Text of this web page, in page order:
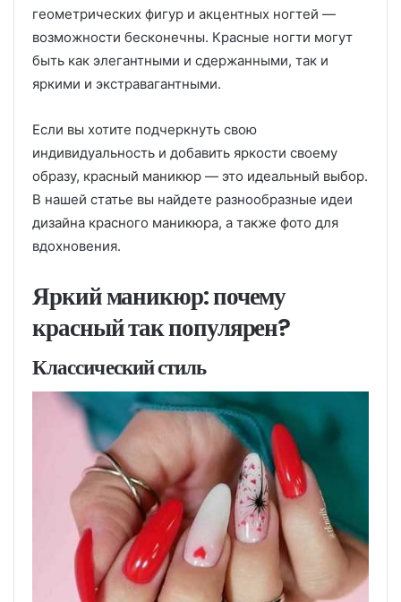
геометрических фигур и акцентных ногтей —
возможности бесконечны. Красные ногти могут
быть как элегантными и сдержанными, так и
яркими и экстравагантными.
Если вы хотите подчеркнуть свою
индивидуальность и добавить яркости своему
образу, красный маникюр — это идеальный выбор.
В нашей статье вы найдете разнообразные идеи
дизайна красного маникюра, а также фото для
вдохновения.
Яркий маникюр: почему
красный так популярен?
Классический стиль